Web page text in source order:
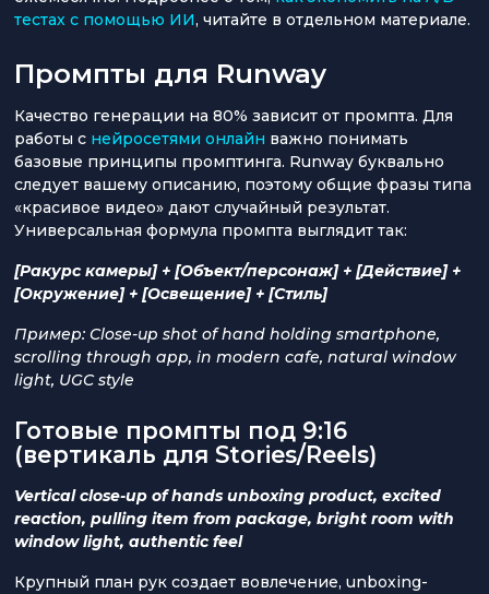
тестах с помощью ИИ, читайте в отдельном материале.
Промпты для Runway
Качество генерации на 80% зависит от промпта. Для
работы с нейросетями онлайн важно понимать
базовые принципы промптинга. Runway буквально
следует вашему описанию, поэтому общие фразы типа
«красивое видео» дают случайный результат.
Универсальная формула промпта выглядит так:
[Ракурс камеры] + [Объект/персонаж] + [Действие] +
[Окружение] + [Освещение] + [Стиль]
Пример: Close-up shot of hand holding smartphone,
scrolling through app, in modern cafe, natural window
light, UGC style
Готовые промпты под 9:16
(вертикаль для Stories/Reels)
Vertical close-up of hands unboxing product, excited
reaction, pulling item from package, bright room with
window light, authentic feel
Крупный план рук создает вовлечение, unboxing-